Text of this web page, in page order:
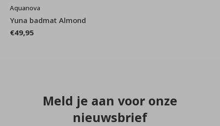
Aquanova
Yuna badmat Almond
€49,95
Meld je aan voor onze
nieuwsbrief